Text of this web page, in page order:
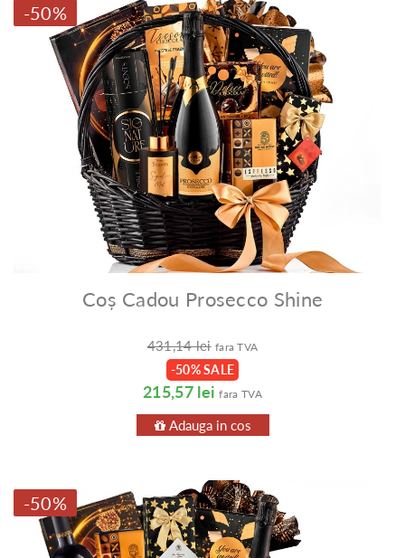
-50%
Coș Cadou Prosecco Shine
431,14 lei fara TVA
-50% SALE
215,57 lei fara TVA
Adauga in cos
-50%